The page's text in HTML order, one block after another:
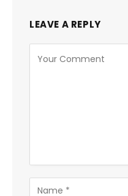
LEAVE A REPLY